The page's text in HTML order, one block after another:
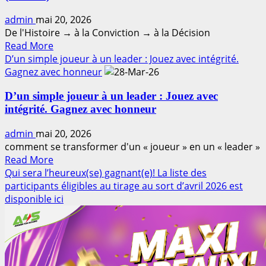
Sponsoring
professionnel
(Partie
3)
admin mai 20, 2026
De l'Histoire → à la Conviction → à la Décision
Read MoreRead
more
about
7
«
»
Sponsoring
Professionnel
(Partie
2)
D’un simple joueur à un leader : Jouez avec intégrité.
Gagnez avec honneur
D’un simple joueur à un leader : Jouez avec
intégrité. Gagnez avec honneur
admin mai 20, 2026
comment se transformer d'un « joueur » en un « leader »
Read MoreRead
more
about
D’un
simple
joueur
à
un
Qui sera l’heureux(se) gagnant(e)! La liste des
participants éligibles au tirage au sort d’avril 2026 est
disponible ici